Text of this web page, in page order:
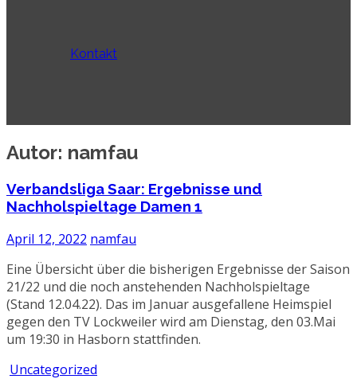
Kontakt
Autor: namfau
Verbandsliga Saar: Ergebnisse und
Nachholspieltage Damen 1
April 12, 2022 namfau
Eine Übersicht über die bisherigen Ergebnisse der Saison
21/22 und die noch anstehenden Nachholspieltage
(Stand 12.04.22). Das im Januar ausgefallene Heimspiel
gegen den TV Lockweiler wird am Dienstag, den 03.Mai
um 19:30 in Hasborn stattfinden.
Uncategorized